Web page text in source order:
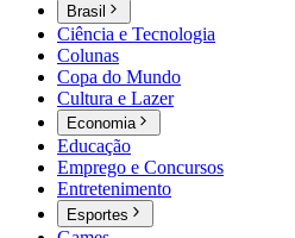
Brasil
Ciência e Tecnologia
Colunas
Copa do Mundo
Cultura e Lazer
Economia
Educação
Emprego e Concursos
Entretenimento
Esportes